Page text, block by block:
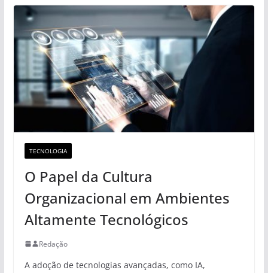
TECNOLOGIA
O Papel da Cultura
Organizacional em Ambientes
Altamente Tecnológicos
Redação
A adoção de tecnologias avançadas, como IA,